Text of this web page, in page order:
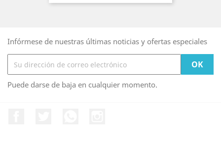
Infórmese de nuestras últimas noticias y ofertas especiales
Puede darse de baja en cualquier momento.